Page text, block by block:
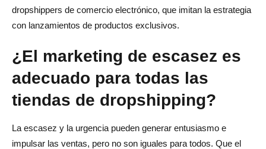
dropshippers de comercio electrónico, que imitan la estrategia
con lanzamientos de productos exclusivos.
¿El marketing de escasez es
adecuado para todas las
tiendas de dropshipping?
La escasez y la urgencia pueden generar entusiasmo e
impulsar las ventas, pero no son iguales para todos. Que el